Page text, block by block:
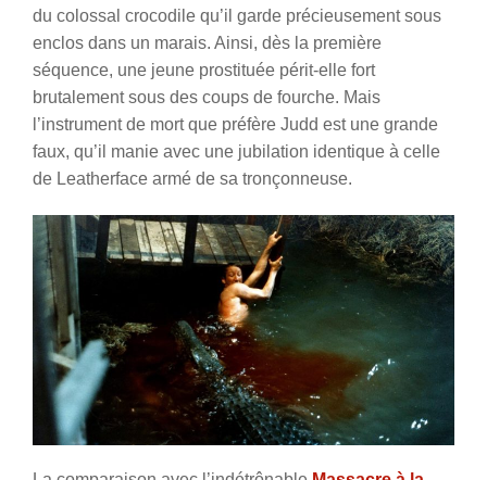
du colossal crocodile qu’il garde précieusement sous
enclos dans un marais. Ainsi, dès la première
séquence, une jeune prostituée périt-elle fort
brutalement sous des coups de fourche. Mais
l’instrument de mort que préfère Judd est une grande
faux, qu’il manie avec une jubilation identique à celle
de Leatherface armé de sa tronçonneuse.